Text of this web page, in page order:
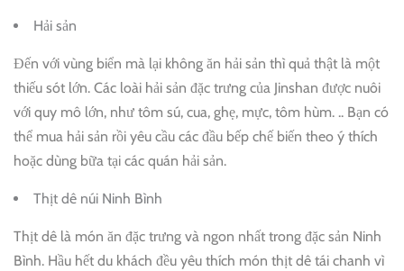
Hải sản
Đến với vùng biển mà lại không ăn hải sản thì quả thật là một
thiếu sót lớn. Các loài hải sản đặc trưng của Jinshan được nuôi
với quy mô lớn, như tôm sú, cua, ghẹ, mực, tôm hùm. .. Bạn có
thể mua hải sản rồi yêu cầu các đầu bếp chế biến theo ý thích
hoặc dùng bữa tại các quán hải sản.
Thịt dê núi Ninh Bình
Thịt dê là món ăn đặc trưng và ngon nhất trong đặc sản Ninh
Bình. Hầu hết du khách đều yêu thích món thịt dê tái chanh vì